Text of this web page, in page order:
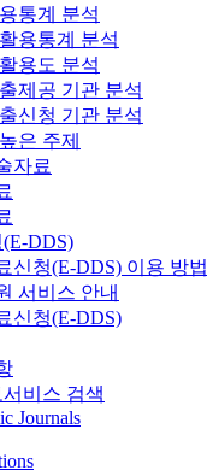
통계 분석
용통계 분석
용도 분석
제공 기관 분석
신청 기관 분석
은 주제
자료
DDS)
신청(E-DDS) 이용 방법
서비스 안내
신청(E-DDS)
비스 검색
Journals